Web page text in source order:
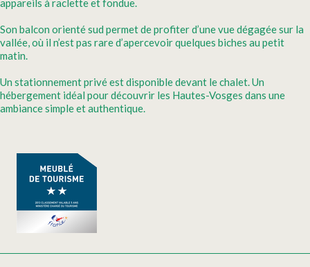
appareils à raclette et fondue.
Son balcon orienté sud permet de profiter d’une vue dégagée sur la
vallée, où il n’est pas rare d’apercevoir quelques biches au petit
matin.
Un stationnement privé est disponible devant le chalet. Un
hébergement idéal pour découvrir les Hautes-Vosges dans une
ambiance simple et authentique.